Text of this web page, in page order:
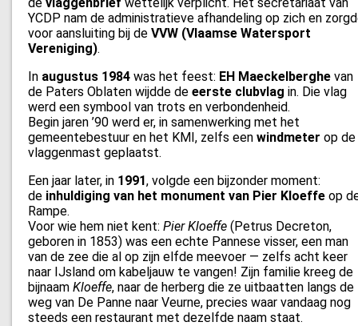
YCDP nam de administratieve afhandeling op zich en
voor aansluiting bij de VVW (Vlaamse Watersport
Vereniging).
In augustus 1984 was het feest: EH Maeckelberghe van
de Paters Oblaten wijdde de eerste clubvlag in. Die vlag
werd een symbool van trots en verbondenheid.
Begin jaren ’90 werd er, in samenwerking met het
gemeentebestuur en het KMI, zelfs een windmeter op de
vlaggenmast geplaatst.
Een jaar later, in 1991, volgde een bijzonder moment:
de inhuldiging van het monument van Pier Kloeffe op
Rampe.
Voor wie hem niet kent: Pier Kloeffe (Petrus Decreton,
geboren in 1853) was een echte Pannese visser, een man
van de zee die al op zijn elfde meevoer — zelfs acht keer
naar IJsland om kabeljauw te vangen! Zijn familie kreeg de
bijnaam Kloeffe, naar de herberg die ze uitbaatten langs de
weg van De Panne naar Veurne, precies waar vandaag nog
steeds een restaurant met dezelfde naam staat.